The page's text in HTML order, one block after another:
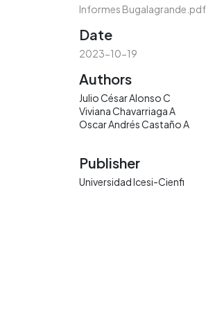
Informes Bugalagrande.pdf
Date
2023-10-19
Authors
Julio César Alonso C
Viviana Chavarriaga A
Oscar Andrés Castaño A
Publisher
Universidad Icesi-Cienfi